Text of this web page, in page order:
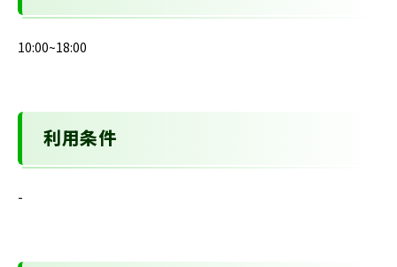
10:00~18:00
利用条件
-